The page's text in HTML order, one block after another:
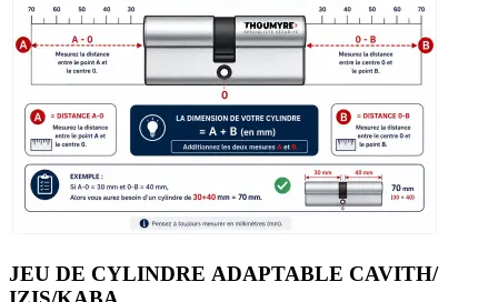
JEU DE CYLINDRE ADAPTABLE CAVITH/